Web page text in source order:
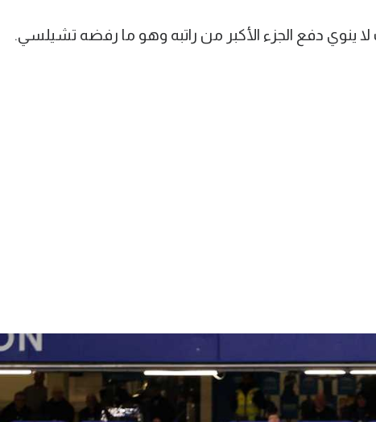
ينوي دفع الجزء الأكبر من راتبه وهو ما رفضه تشيلسي.